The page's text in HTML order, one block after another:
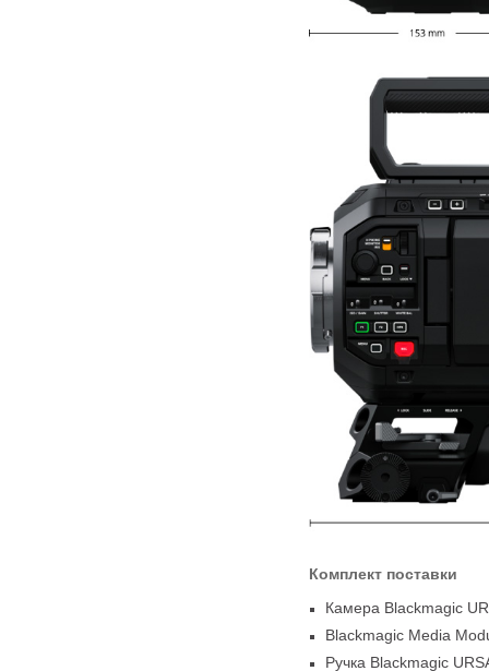
Комплект поставки
Камера Blackmagic
Blackmagic Media
Ручка Blackmagic